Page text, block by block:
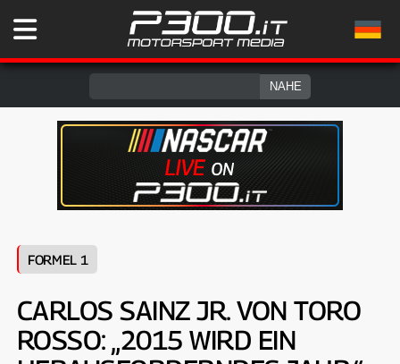
FORMEL 1
CARLOS SAINZ JR. VON TORO
ROSSO: „2015 WIRD EIN